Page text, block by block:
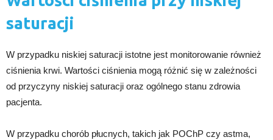
saturacji
W przypadku niskiej saturacji istotne jest monitorowanie również
ciśnienia krwi. Wartości ciśnienia mogą różnić się w zależności
od przyczyny niskiej saturacji oraz ogólnego stanu zdrowia
pacjenta.
W przypadku chorób płucnych, takich jak POChP czy astma,